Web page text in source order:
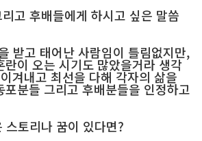
고 후배들에게 하시고 싶은 말씀
받고 태어난 사람임이 틀림없지만,
란이 오는 시기도 많았을거라 생각
겨내고 최선을 다해 각자의 삶을
포분들 그리고 후배분들을 인정하고
스토리나 꿈이 있다면?